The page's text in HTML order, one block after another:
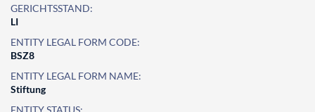
GERICHTSSTAND:
LI
ENTITY LEGAL FORM CODE:
BSZ8
ENTITY LEGAL FORM NAME:
Stiftung
ENTITY STATUS: